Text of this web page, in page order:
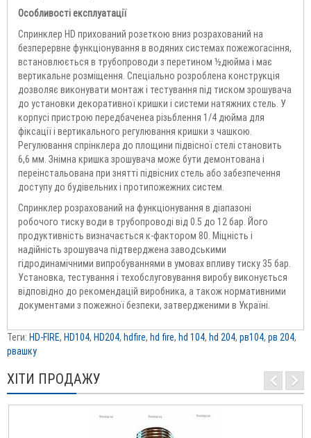
Особливості експлуатації
Спринклер HD прихований розеткою вниз розрахований на
безперервне функціонування в водяних системах пожежогасіння,
встановлюється в трубопроводи з перетином ½дюйма і має
вертикальне розміщення. Спеціально розроблена конструкція
дозволяє виконувати монтаж і тестування під тиском зрошувача
до установки декоративної кришки і системи натяжних стель. У
корпусі пристрою передбаченеа різьблення 1/4 дюйма для
фіксації і вертикального регулювання кришки з чашкою.
Регулювання спрінклера до площини підвісної стелі становить
6,6 мм. Знімна кришка зрошувача може бути демонтована і
переінстальована при знятті підвісних стель або забезпечення
доступу до будівельних і протипожежних систем.
Спринклер розрахований на функціонування в діапазоні
робочого тиску води в трубопроводі від 0.5 до 12 бар. Його
продуктивність визначається к-фактором 80. Міцність і
надійність зрошувача підтверджена заводськими
гідродинамічними випробуваннями в умовах впливу тиску 35 бар.
Установка, тестування і техобслуговування виробу виконується
відповідно до рекомендацій виробника, а також нормативними
документами з пожежної безпеки, затвердженими в Україні.
Теги: HD-FIRE, HD104, HD204, hdfire, hd fire, hd 104, hd 204, рв104, рв 204,
рвашку
ХІТИ ПРОДАЖУ